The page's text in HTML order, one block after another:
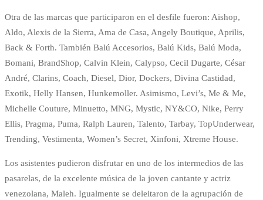
Otra de las marcas que participaron en el desfile fueron: Aishop,
Aldo, Alexis de la Sierra, Ama de Casa, Angely Boutique, Aprilis,
Back & Forth. También Balú Accesorios, Balú Kids, Balú Moda,
Bomani, BrandShop, Calvin Klein, Calypso, Cecil Dugarte, César
André, Clarins, Coach, Diesel, Dior, Dockers, Divina Castidad,
Exotik, Helly Hansen, Hunkemoller. Asimismo, Levi’s, Me & Me,
Michelle Couture, Minuetto, MNG, Mystic, NY&CO, Nike, Perry
Ellis, Pragma, Puma, Ralph Lauren, Talento, Tarbay, TopUnderwear,
Trending, Vestimenta, Women’s Secret, Xinfoni, Xtreme House.
Los asistentes pudieron disfrutar en uno de los intermedios de las
pasarelas, de la excelente música de la joven cantante y actriz
venezolana, Maleh. Igualmente se deleitaron de la agrupación de